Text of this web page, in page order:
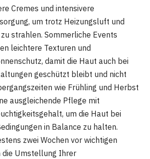
Cremes und intensivere
um trotz Heizungsluft und
strahlen. Sommerliche Events
leichtere Texturen und
damit die Haut auch bei
geschützt bleibt und nicht
wie Frühling und Herbst
ausgleichende Pflege mit
um die Haut bei
in Balance zu halten.
zwei Wochen vor wichtigen
Umstellung Ihrer